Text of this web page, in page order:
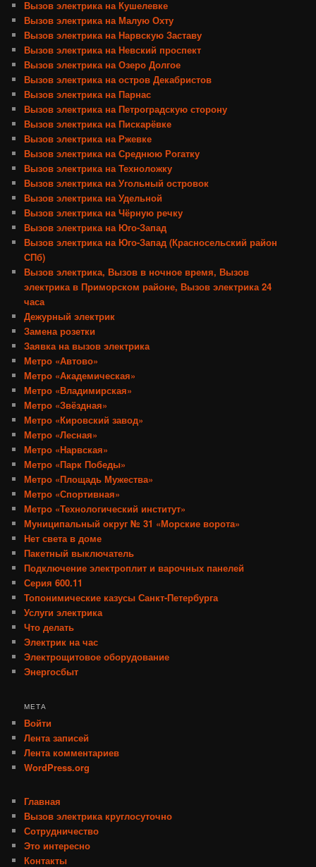
Вызов электрика на Кушелевке
Вызов электрика на Малую Охту
Вызов электрика на Нарвскую Заставу
Вызов электрика на Невский проспект
Вызов электрика на Озеро Долгое
Вызов электрика на остров Декабристов
Вызов электрика на Парнас
Вызов электрика на Петроградскую сторону
Вызов электрика на Пискарёвке
Вызов электрика на Ржевке
Вызов электрика на Среднюю Рогатку
Вызов электрика на Техноложку
Вызов электрика на Угольный островок
Вызов электрика на Удельной
Вызов электрика на Чёрную речку
Вызов электрика на Юго-Запад
Вызов электрика на Юго-Запад (Красносельский район
СПб)
Вызов электрика, Вызов в ночное время, Вызов
электрика в Приморском районе, Вызов электрика 24
часа
Дежурный электрик
Замена розетки
Заявка на вызов электрика
Метро «Автово»
Метро «Академическая»
Метро «Владимирская»
Метро «Звёздная»
Метро «Кировский завод»
Метро «Лесная»
Метро «Нарвская»
Метро «Парк Победы»
Метро «Площадь Мужества»
Метро «Спортивная»
Метро «Технологический институт»
Муниципальный округ № 31 «Морские ворота»
Нет света в доме
Пакетный выключатель
Подключение электроплит и варочных панелей
Серия 600.11
Топонимические казусы Санкт-Петербурга
Услуги электрика
Что делать
Электрик на час
Электрощитовое оборудование
Энергосбыт
МЕТА
Войти
Лента записей
Лента комментариев
WordPress.org
Главная
Вызов электрика круглосуточно
Сотрудничество
Это интересно
Контакты